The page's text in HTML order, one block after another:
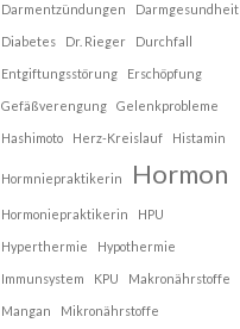
Darmentzündungen Darmgesundheit
Diabetes Dr. Rieger Durchfall
Entgiftungsstörung Erschöpfung
Gefäßverengung Gelenkprobleme
Hashimoto Herz-Kreislauf Histamin
Hormniepraktikerin Hormon
Hormoniepraktikerin HPU
Hyperthermie Hypothermie
Immunsystem KPU Makronährstoffe
Mangan Mikronährstoffe